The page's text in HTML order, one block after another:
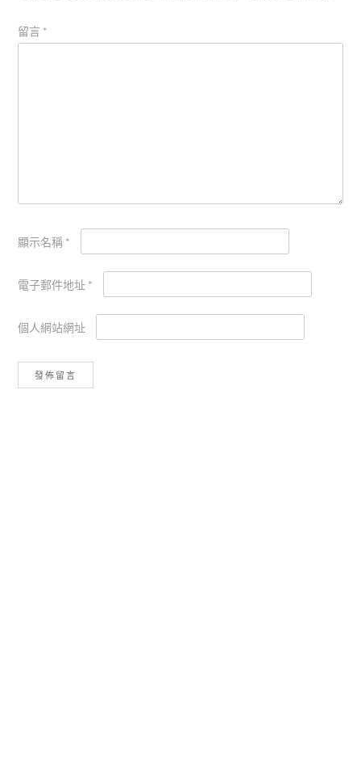
留言 *
顯示名稱 *
電子郵件地址 *
個人網站網址